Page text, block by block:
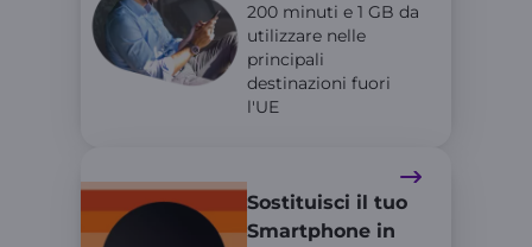
200 minuti e 1 GB da
utilizzare nelle
principali
destinazioni fuori
l'UE
Sostituisci il tuo
Smartphone in